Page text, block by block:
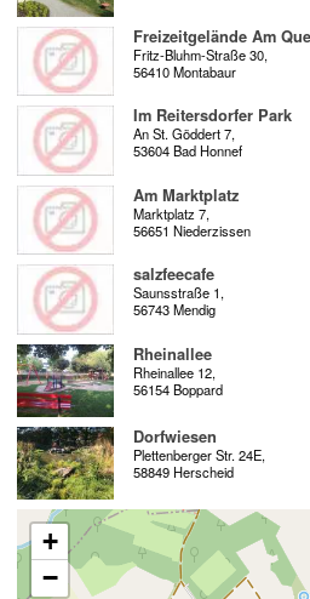
Freizeitgelände Am
Fritz-Bluhm-Straße 30,
56410 Montabaur
Im Reitersdorfer Park
An St. Göddert 7,
53604 Bad Honnef
Am Marktplatz
Marktplatz 7,
56651 Niederzissen
salzfeecafe
Saunsstraße 1,
56743 Mendig
Rheinallee
Rheinallee 12,
56154 Boppard
Dorfwiesen
Plettenberger Str. 24E,
58849 Herscheid
+
−